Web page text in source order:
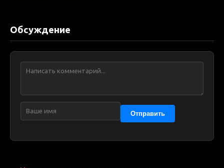
Обсуждение
Отправить